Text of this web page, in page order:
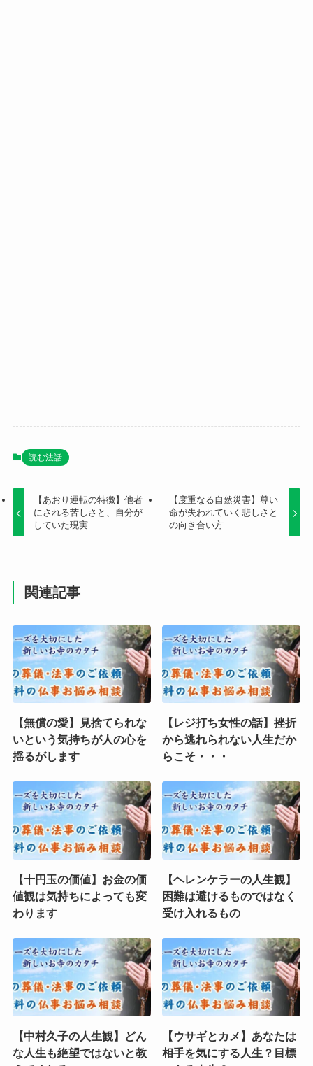
読む法話
【あおり運転の特徴】他者
にされる苦しさと、自分が
していた現実
【度重なる自然災害】尊い
命が失われていく悲しさと
の向き合い方
関連記事
【無償の愛】見捨てられな
いという気持ちが人の心を
揺るがします
【レジ打ち女性の話】挫折
から逃れられない人生だか
らこそ・・・
【十円玉の価値】お金の価
値観は気持ちによっても変
わります
【ヘレンケラーの人生観】
困難は避けるものではなく
受け入れるもの
【中村久子の人生観】どん
な人生も絶望ではないと教
【ウサギとカメ】あなたは
相手を気にする人生？目標